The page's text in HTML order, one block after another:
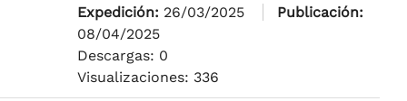
Expedición: 26/03/2025
Publicación:
08/04/2025
Descargas: 0
Visualizaciones: 336